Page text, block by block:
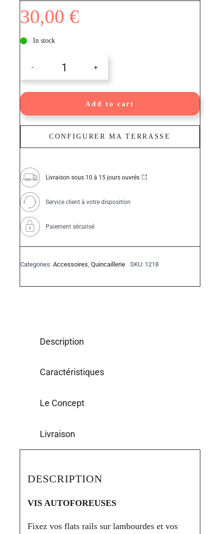
30,00 €
In stock
Vis
autoforeuse
A2
x
35
mm
Add to cart
CONFIGURER MA TERRASSE
Livraison sous 10 à 15 jours ouvrés
Service client à votre disposition
Paiement sécurisé
Categories: Accessoires Quincaillerie SKU: 1218
Description
Caractéristiques
Le Concept
Livraison
DESCRIPTION
VIS AUTOFOREUSES
Fixez vos flats rails sur lambourdes et vos